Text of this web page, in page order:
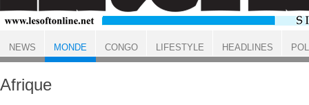
ACCUEIL MONDE
Afrique
NEWS MONDE CONGO LIFESTYLE HEADLINES